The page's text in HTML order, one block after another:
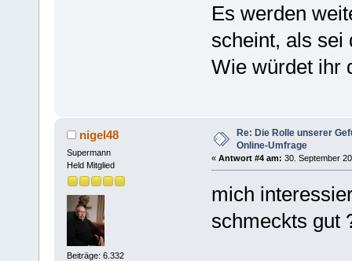
Es werden
scheint, als sei
Wie würdet ihr
nigel48
Supermann
Held Mitglied
Beiträge: 6.332
Re: Die Rolle unserer
Online-Umfrage
« Antwort #4 am: 30. September
mich
schmeckts gut